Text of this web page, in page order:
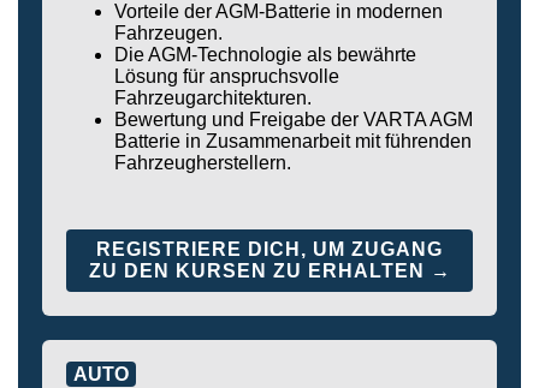
Vorteile der AGM-Batterie in modernen
Fahrzeugen.
Die AGM-Technologie als bewährte
Lösung für anspruchsvolle
Fahrzeugarchitekturen.
Bewertung und Freigabe der VARTA AGM
Batterie in Zusammenarbeit mit führenden
Fahrzeugherstellern.
REGISTRIERE DICH, UM ZUGANG
ZU DEN KURSEN ZU ERHALTEN →
AUTO